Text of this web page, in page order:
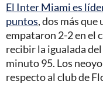
El Inter Miami es
puntos, dos más
empataron 2-2 en el
recibir la igualada
minuto 95. Los
respecto al club de